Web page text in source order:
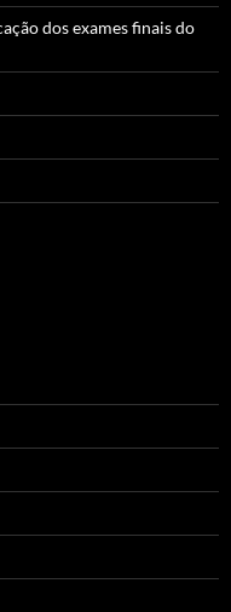
dos exames finais do